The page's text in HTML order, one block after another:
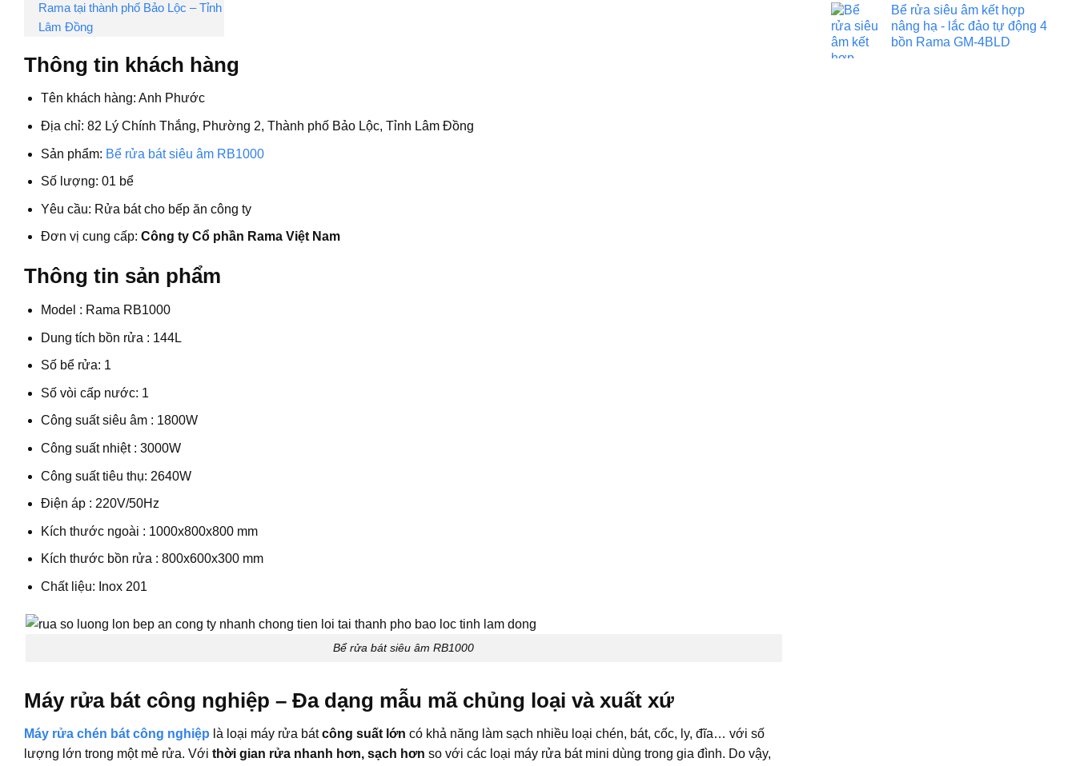
Rama tại thành phố Bảo Lộc – Tỉnh
Lâm Đồng
Thông tin khách hàng
Tên khách hàng: Anh Phước
Địa chỉ: 82 Lý Chính Thắng, Phường 2, Thành phố Bảo Lộc, Tỉnh Lâm Đồng
Sản phẩm: Bể rửa bát siêu âm RB1000
Số lượng: 01 bể
Yêu cầu: Rửa bát cho bếp ăn công ty
Đơn vị cung cấp: Công ty Cổ phần Rama Việt Nam
Thông tin sản phẩm
Model : Rama RB1000
Dung tích bồn rửa : 144L
Số bể rửa: 1
Số vòi cấp nước: 1
Công suất siêu âm : 1800W
Công suất nhiệt : 3000W
Công suất tiêu thụ: 2640W
Điện áp : 220V/50Hz
Kích thước ngoài : 1000x800x800 mm
Kích thước bồn rửa : 800x600x300 mm
Chất liệu: Inox 201
Bể rửa bát siêu âm RB1000
Máy rửa bát công nghiệp – Đa dạng mẫu mã chủng loại và xuất xứ
Máy rửa chén bát công nghiệp là loại máy rửa bátcông suất lớn có khả năng làm sạch nhiều loại chén, bát, cốc, ly, đĩa… với số
lượng lớn trong một mẻ rửa. Với thời gian rửa nhanh hơn, sạch hơn so với các loại máy rửa bát mini dùng trong gia đình. Do vậy,
Bể rửa siêu âm kết hợp
nâng hạ - lắc đảo tự động 4
bồn Rama GM-4BLD